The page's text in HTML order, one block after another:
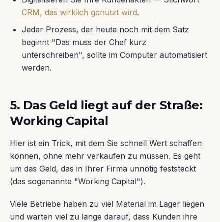
CRM, das wirklich genutzt wird.
Jeder Prozess, der heute noch mit dem Satz
beginnt "Das muss der Chef kurz
unterschreiben", sollte im Computer automatisiert
werden.
5. Das Geld liegt auf der Straße:
Working Capital
Hier ist ein Trick, mit dem Sie schnell Wert schaffen
können, ohne mehr verkaufen zu müssen. Es geht
um das Geld, das in Ihrer Firma unnötig feststeckt
(das sogenannte "Working Capital").
Viele Betriebe haben zu viel Material im Lager liegen
und warten viel zu lange darauf, dass Kunden ihre